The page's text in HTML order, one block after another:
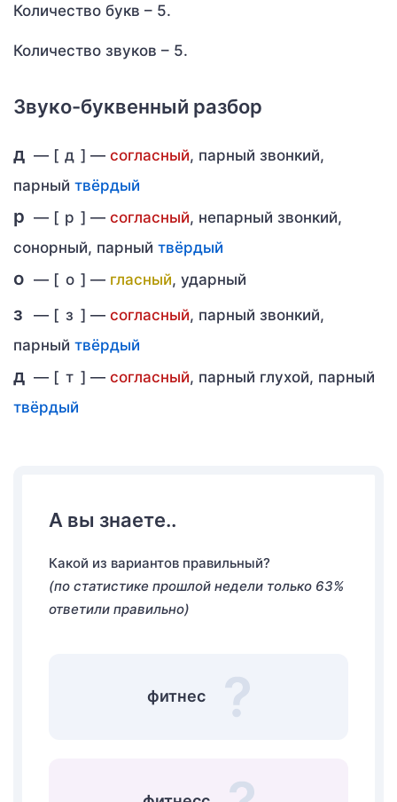
Количество букв – 5.
Количество звуков – 5.
Звуко-буквенный разбор
д — [ д ] — согласный, парный звонкий,
парный твёрдый
р — [ р ] — согласный, непарный звонкий,
сонорный, парный твёрдый
о — [ о ] — гласный, ударный
з — [ з ] — согласный, парный звонкий,
парный твёрдый
д — [ т ] — согласный, парный глухой, парный
твёрдый
А вы знаете..
Какой из вариантов правильный?
(по статистике прошлой недели только 63%
ответили правильно)
фитнес